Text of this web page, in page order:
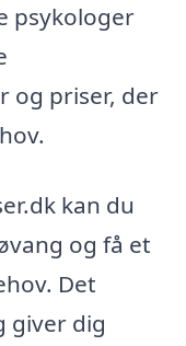
psykologer
og priser, der
kan du
og få et
Det
giver dig